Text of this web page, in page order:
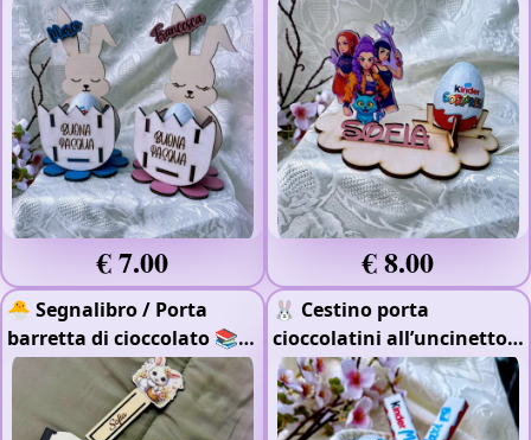
🎨- Colorato
€ 7.00
🎨- Stampa Raggi UV
Colorato- Legno 4mm
€ 8.00
🐣 Segnalibro / Porta
barretta di cioccolato 📚
🍫
- Stampa Raggi UV
🐰 Cestino porta
cioccolatini all’uncinetto
🍬- Plexiglass Oro
Specchiato- Lavorazione
all'uncinetto